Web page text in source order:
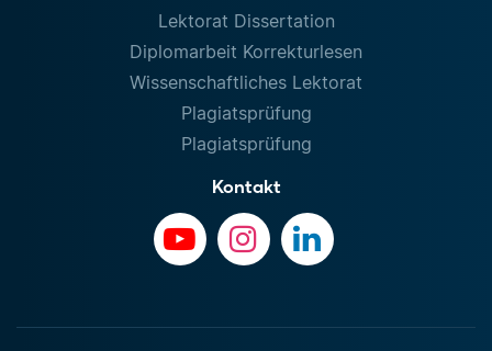
Lektorat Dissertation
Diplomarbeit Korrekturlesen
Wissenschaftliches Lektorat
Plagiatsprüfung
Plagiatsprüfung
Kontakt